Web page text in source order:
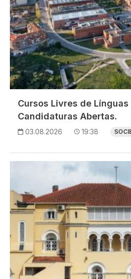
Cursos Livres de Línguas
Candidaturas Abertas.
03.08.2026 19:38